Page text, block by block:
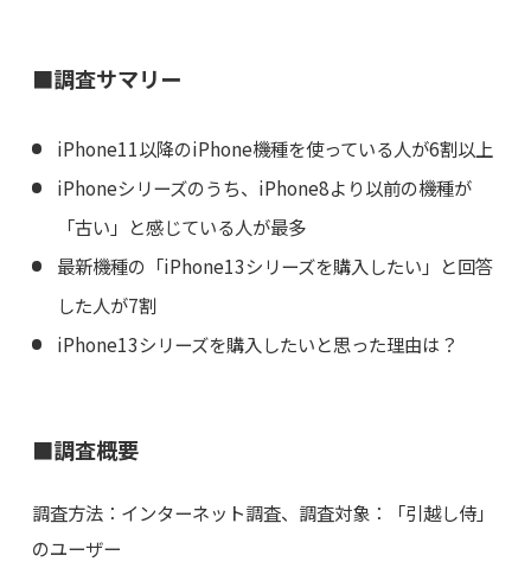
■調査サマリー
iPhone11以降のiPhone機種を使っている人が6割以上
iPhoneシリーズのうち、iPhone8より以前の機種が
「古い」と感じている人が最多
最新機種の「iPhone13シリーズを購入したい」と回答
した人が7割
iPhone13シリーズを購入したいと思った理由は？
■調査概要
調査方法：インターネット調査、調査対象：「引越し侍」
のユーザー